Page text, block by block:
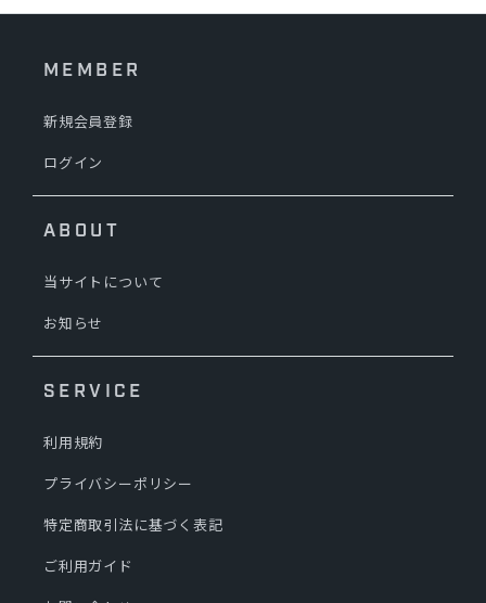
MEMBER
新規会員登録
ログイン
ABOUT
当サイトについて
お知らせ
SERVICE
利用規約
プライバシーポリシー
特定商取引法に基づく表記
ご利用ガイド